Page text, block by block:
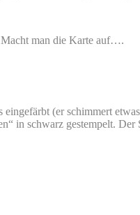
Macht man die Karte auf….
(er schimmert
in schwarz gestempelt. Der